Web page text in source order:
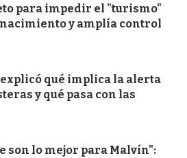
para impedir el "turismo"
y amplía control
qué implica la alerta
y qué pasa con las
son lo mejor para Malvín":